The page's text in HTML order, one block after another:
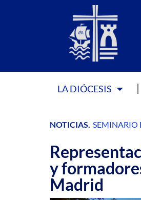
LA DIÓCESIS
NOTICIAS. SEMINARIO
y
Madrid